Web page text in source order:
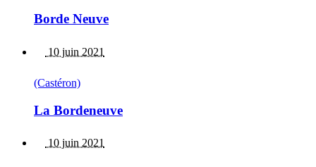
Borde Neuve
10 juin 2021
(Castéron)
La Bordeneuve
10 juin 2021